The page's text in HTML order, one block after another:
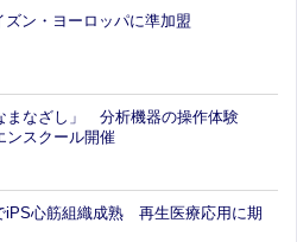
ズン・ヨーロッパに準加盟
まなざし」 分析機器の操作体験
ンスクール開催
iPS心筋組織成熟 再生医療応用に期